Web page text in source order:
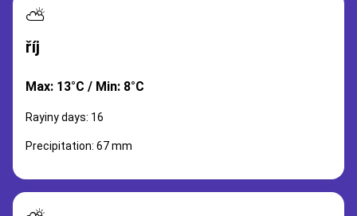
⛅
říj
Max: 13°C / Min: 8°C
Rayiny days: 16
Precipitation: 67 mm